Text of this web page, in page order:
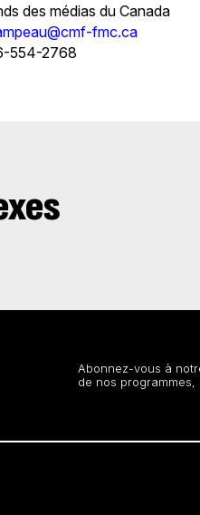
des médias du Canada
fmc.ca
554-2768
Abonnez-vous à
de nos